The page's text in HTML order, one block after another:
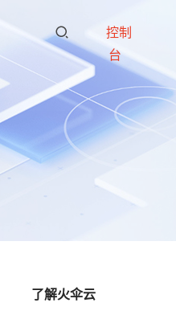
控制
台
了解火伞云